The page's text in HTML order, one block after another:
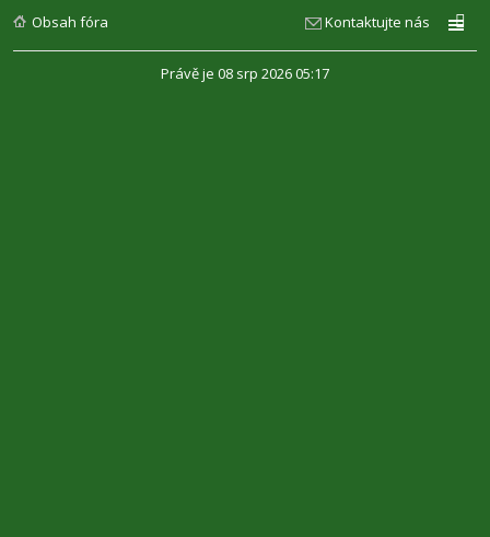
Obsah fóra Kontaktujte nás
Právě je 08 srp 2026 05:17